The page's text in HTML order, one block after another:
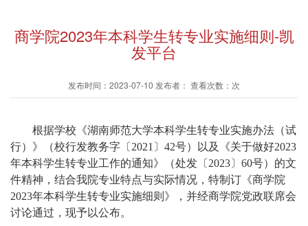
商学院2023年本科学生转专业实施细则-凯
发平台
发布时间：2023-07-10 发布者： 查看次数：次
根据学校《湖南师范大学本科学生转专业实施办法（试
行）》（校行发教务字〔 2021 〕 42号）以及《关于做好2023
年本科学生转专业工作的通知》（处发〔 2023〕 60号）的文
件精神，结合我院专业特点与实际情况，特制订《商学院
2023年本科学生转专业实施细则》，并经商学院党政联席会
讨论通过，现予以公布。